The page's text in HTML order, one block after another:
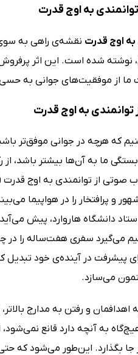
به اوج قدرت
به اوج قدرت نقشه‌ی راهی به
نوشته شده است. این اثر
ما از موفقیت‌های جوانی به
توانمندی به اوج قدرت
که هرچه در جوانی موفق‌تر
و پرافتخار را در هواپیما
دانشگاه هاروارد، پیش
می‌گیرد سفری هفت‌ساله را در
پیشرفت در آینده‌ی خود
می‌سازد.
اهدافمان و رفتن به مدارج
به آنچه دارد قانع
جا بگذارد. این‌طور می‌شود که